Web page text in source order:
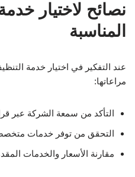
نصائح لاختيار
المناسبة
عند التفكير في اختيار خدمة
مراعاتها:
التأكد من سمعة الشركة عبر
التحقق من توفر خدمات
مقارنة الأسعار والخدمات